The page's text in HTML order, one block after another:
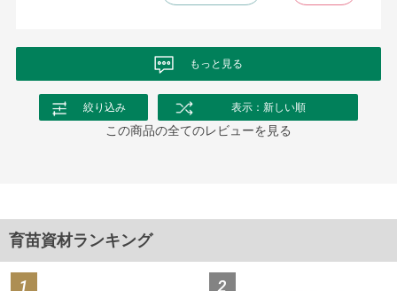
もっと見る
絞り込み 表示：新しい順
この商品の全てのレビューを見る
育苗資材ランキング